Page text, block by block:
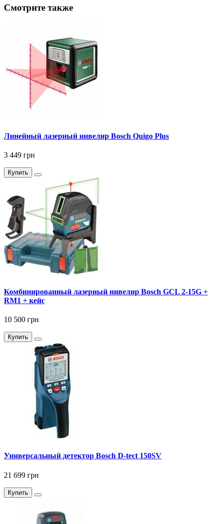
Смотрите также
Линейный лазерный нивелир Bosch Quigo Plus
3 449 грн
Купить
Комбинированный лазерный нивелир Bosch GCL 2-15G +
RM1 + кейс
10 500 грн
Купить
Универсальный детектор Bosch D-tect 150SV
21 699 грн
Купить